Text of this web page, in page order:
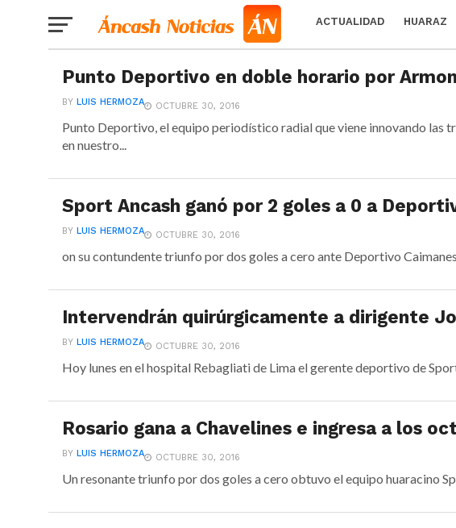
ACTUALIDAD HUARAZ
Punto Deportivo en doble horario por
BY LUIS HERMOZA OCTUBRE 30, 2016
Punto Deportivo, el equipo periodístico radial que viene innovando las
en nuestro...
Sport Ancash ganó por 2 goles a 0 a
BY LUIS HERMOZA OCTUBRE 30, 2016
on su contundente triunfo por dos goles a cero ante Deportivo
Intervendrán quirúrgicamente a dirigente
BY LUIS HERMOZA OCTUBRE 30, 2016
Hoy lunes en el hospital Rebagliati de Lima el gerente deportivo de
Rosario gana a Chavelines e ingresa a los
BY LUIS HERMOZA OCTUBRE 30, 2016
Un resonante triunfo por dos goles a cero obtuvo el equipo huaracino